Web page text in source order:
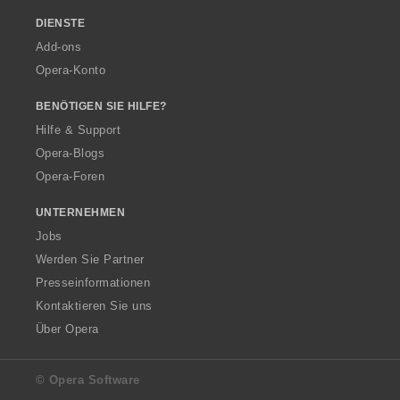
DIENSTE
Add-ons
Opera-Konto
BENÖTIGEN SIE HILFE?
Hilfe & Support
Opera-Blogs
Opera-Foren
UNTERNEHMEN
Jobs
Werden Sie Partner
Presseinformationen
Kontaktieren Sie uns
Über Opera
© Opera Software